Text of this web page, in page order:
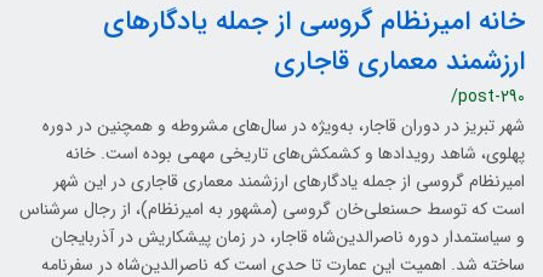
خانه امیرنظام گروسی از جمله یادگارهای
ارزشمند معماری قاجاری
/post-290
شهر تبریز در دوران قاجار، به‌ویژه در سال‌های مشروطه و همچنین در دوره
پهلوی، شاهد رویدادها و کشمکش‌های تاریخی مهمی بوده است. خانه
امیرنظام گروسی از جمله یادگارهای ارزشمند معماری قاجاری در این شهر
است که توسط حسنعلی‌خان گروسی (مشهور به امیرنظام)، از رجال سرشناس
و سیاستمدار دوره ناصرالدین‌شاه قاجار، در زمان پیشکاریش در آذربایجان
ساخته شد. اهمیت این عمارت تا حدی است که ناصرالدین‌شاه در سفرنامه